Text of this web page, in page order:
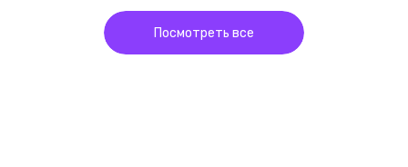
Посмотреть все